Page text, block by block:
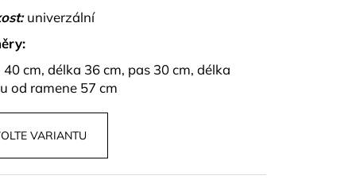
univerzální
40 cm, délka 36 cm, pas 30 cm, délka
od ramene 57 cm
VARIANTU